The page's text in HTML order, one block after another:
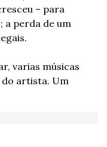
– para
a perda de um
varias músicas
do artista. Um